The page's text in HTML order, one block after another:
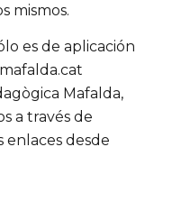
mismos.
es de aplicación
Mafalda,
a través de
enlaces desde